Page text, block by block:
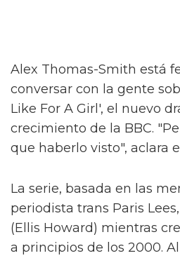
Alex Thomas-Smith está
conversar con la gente
Like For A Girl', el nuevo
crecimiento de la BBC.
que haberlo visto", aclara
La serie, basada en las
periodista trans Paris
(Ellis Howard) mientras
a principios de los 2000.